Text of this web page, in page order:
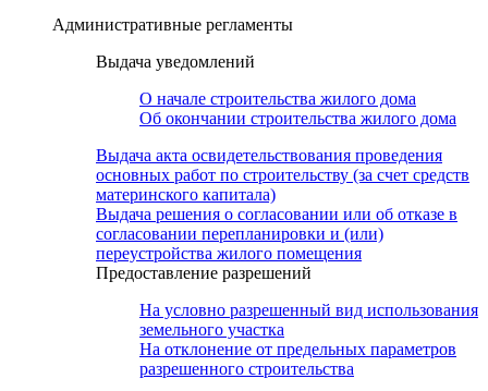
Административные регламенты
Выдача уведомлений
О начале строительства жилого дома
Об окончании строительства жилого дома
Выдача акта освидетельствования проведения
основных работ по строительству (за счет средств
материнского капитала)
Выдача решения о согласовании или об отказе в
согласовании перепланировки и (или)
переустройства жилого помещения
Предоставление разрешений
На условно разрешенный вид использования
земельного участка
На отклонение от предельных параметров
разрешенного строительства